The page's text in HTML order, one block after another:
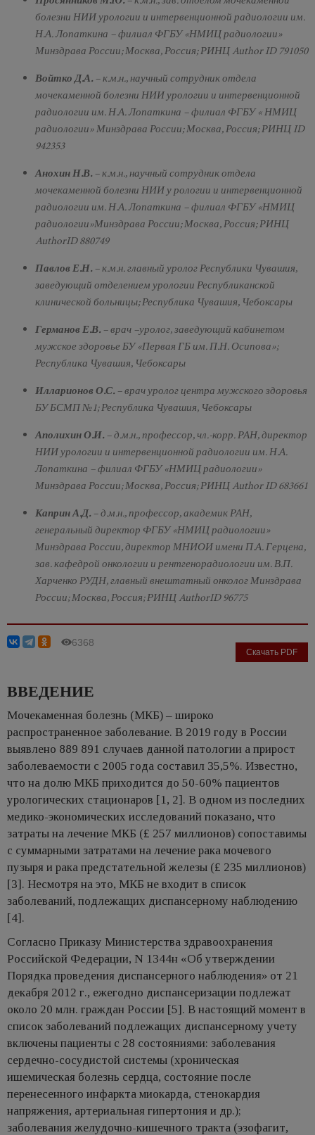
болезни НИИ урологии и интервенционной радиологии им.
Н.А. Лопаткина – филиал ФГБУ «НМИЦ радиологии»
Минздрава России; Москва, Россия; РИНЦ Author ID 791050
Войтко Д.А. – к.м.н., научный сотрудник отдела
мочекаменной болезни НИИ урологии и интервенционной
радиологии им. Н.А. Лопаткина – филиал ФГБУ « НМИЦ
радиологии» Минздрава России; Москва, Россия; РИНЦ ID
942353
Анохин Н.В. – к.м.н., научный сотрудник отдела
мочекаменной болезни НИИ у рологии и интервенционной
радиологии им. Н.А. Лопаткина – филиал ФГБУ «НМИЦ
радиологии»Минздрава России; Москва, Россия; РИНЦ
AuthorID 880749
Павлов Е.Н. – к.м.н. главный уролог Республики Чувашия,
заведующий отделением урологии Республиканской
клинической больницы; Республика Чувашия, Чебоксары
Германов Е.В. – врач –уролог, заведующий кабинетом
мужское здоровье БУ «Первая ГБ им. П.Н. Осипова»;
Республика Чувашия, Чебоксары
Илларионов О.С. – врач уролог центра мужского здоровья
БУ БСМП №1; Республика Чувашия, Чебоксары
Аполихин О.И. – д.м.н., профессор, чл.-корр. РАН, директор
НИИ урологии и интервенционной радиологии им. Н.А.
Лопаткина – филиал ФГБУ «НМИЦ радиологии»
Минздрава России; Москва, Россия; РИНЦ Author ID 683661
Каприн А.Д. – д.м.н., профессор, академик РАН,
генеральный директор ФГБУ «НМИЦ радиологии»
Минздрава России, директор МНИОИ имени П.А. Герцена,
зав. кафедрой онкологии и рентгенорадиологии им. В.П.
Харченко РУДН, главный внештатный онколог Минздрава
России; Москва, Россия; РИНЦ AuthorID 96775
6368
Скачать PDF
ВВЕДЕНИЕ
Мочекаменная болезнь (МКБ) – широко
распространенное заболевание. В 2019 году в России
выявлено 889 891 случаев данной патологии а прирост
заболеваемости с 2005 года составил 35,5%. Известно,
что на долю МКБ приходится до 50-60% пациентов
урологических стационаров [1, 2]. В одном из последних
медико-экономических исследований показано, что
затраты на лечение МКБ (£ 257 миллионов) сопоставимы
с суммарными затратами на лечение рака мочевого
пузыря и рака предстательной железы (£ 235 миллионов)
[3]. Несмотря на это, МКБ не входит в список
заболеваний, подлежащих диспансерному наблюдению
[4].
Согласно Приказу Министерства здравоохранения
Российской Федерации, N 1344н «Об утверждении
Порядка проведения диспансерного наблюдения» от 21
декабря 2012 г., ежегодно диспансеризации подлежат
около 20 млн. граждан России [5]. В настоящий момент в
список заболеваний подлежащих диспансерному учету
включены пациенты с 28 состояниями: заболевания
сердечно-сосудистой системы (хроническая
ишемическая болезнь сердца, состояние после
перенесенного инфаркта миокарда, стенокардия
напряжения, артериальная гипертония и др.);
заболевания желудочно-кишечного тракта (эзофагит,